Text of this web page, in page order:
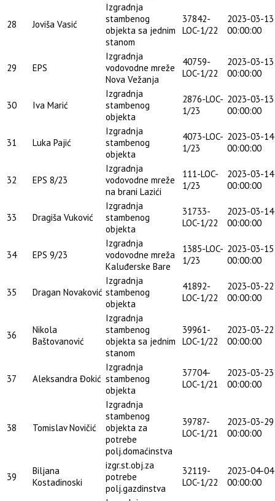
28 Joviša Vasić
Izgradnja
stambenog
objekta sa jednim
stanom
37842-
LOC-1/22
2023-03-13
00:00:00
29 EPS
Izgradnja
vodovodne mreže
Nova Vežanja
40759-
LOC-1/22
2023-03-13
00:00:00
30 Iva Marić
Izgradnja
stambenog
objekta
2876-LOC-
1/23
2023-03-13
00:00:00
31 Luka Pajić
Izgradnja
stambenog
objekta
4073-LOC-
1/23
2023-03-14
00:00:00
32 EPS 8/23
Izgradnja
vodovodne mreže
na brani Lazići
111-LOC-
1/23
2023-03-14
00:00:00
33 Dragiša Vuković
Izgradnja
stambenog
objekta
31733-
LOC-1/22
2023-03-14
00:00:00
34 EPS 9/23
Izgradnja
vodovodne mreža
Kaluđerske Bare
1385-LOC-
1/23
2023-03-15
00:00:00
35 Dragan Novaković
Izgradnja
stambenog
objekta
41892-
LOC-1/22
2023-03-22
00:00:00
36
Nikola
Baštovanović
Izgradnja
stambenog
objekta sa jednim
stanom
39961-
LOC-1/22
2023-03-22
00:00:00
37 Aleksandra Đokić
Izgradnja
stambenog
objekta
37704-
LOC-1/21
2023-03-23
00:00:00
38 Tomislav Novičić
Izgradnja
stambenog
objekta za
potrebe
polj.domaćinstva
39787-
LOC-1/21
2023-03-29
00:00:00
39
Biljana
Kostadinoski
izgr.st.obj.za
potrebe
polj.gazdinstva
32119-
LOC-1/22
2023-04-04
00:00:00